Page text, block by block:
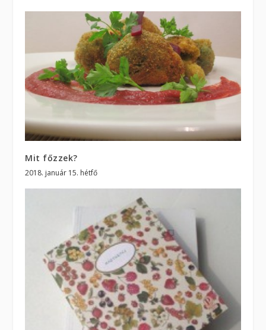
Mit főzzek?
2018. január 15. hétfő